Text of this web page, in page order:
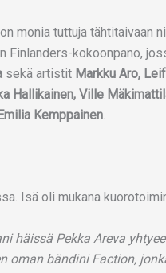
monia tuttuja tähtitaivaan
Finlanders-kokoonpano,
sekä artistit Markku Aro,
Hallikainen, Ville
Kemppainen.
Isä oli mukana
häissä Pekka Areva
oman bändini Faction,